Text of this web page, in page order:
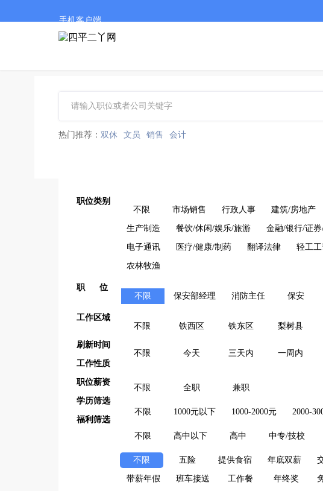
手机客户端
热门推荐： 双休 文员 销售 会计
职位类别
不限
市场销售 行政人事 建筑/房地产
生产制造 餐饮/休闲/娱乐/旅游 金融/银行/证
电子通讯 医疗/健康/制药 翻译法律 轻工
农林牧渔
职 位
不限
保安部经理 消防主任 保安
工作区域
不限
铁西区 铁东区 梨树县
刷新时间
不限
今天 三天内 一周内
工作性质
不限 全职 兼职
职位薪资
不限 1000元以下 1000-2000元 2000-
学历筛选
不限 高中以下 高中 中专/技校
福利筛选
不限 五险 提供食宿 年底双薪
带薪年假 班车接送 工作餐 年终奖